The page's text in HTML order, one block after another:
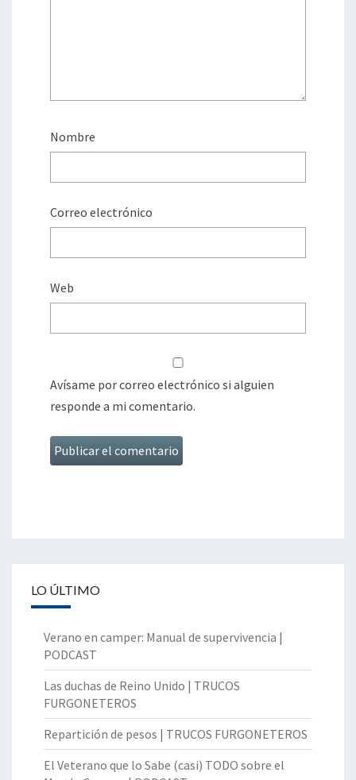
Nombre
Correo electrónico
Web
Avísame por correo electrónico si alguien
responde a mi comentario.
LO ÚLTIMO
Verano en camper: Manual de supervivencia |
PODCAST
Las duchas de Reino Unido | TRUCOS
FURGONETEROS
Repartición de pesos | TRUCOS FURGONETEROS
El Veterano que lo Sabe (casi) TODO sobre el